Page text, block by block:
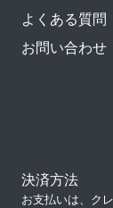
よくある質問
お問い合わせ
決済方法
お支払いは、ク